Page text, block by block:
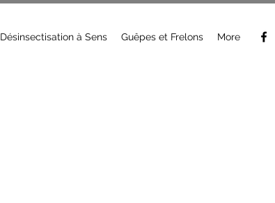
Désinsectisation à Sens Guêpes et Frelons More